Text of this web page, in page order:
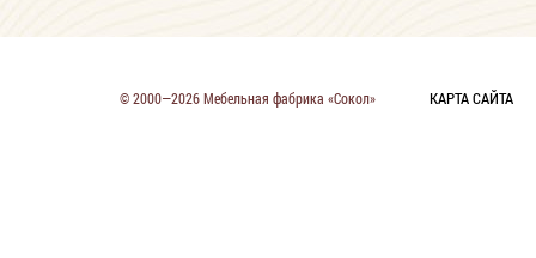
© 2000—2026 Мебельная фабрика «Сокол» КАРТА САЙТА